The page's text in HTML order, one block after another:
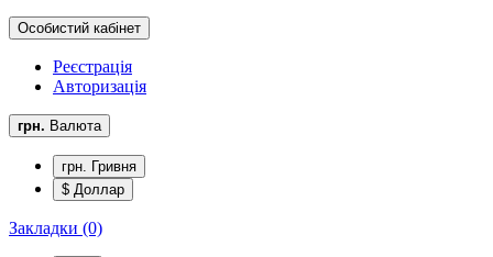
Особистий кабінет
Реєстрація
Авторизація
грн. Валюта
грн. Гривня
$ Доллар
Закладки (0)